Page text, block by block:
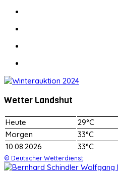
Wetter Landshut
Heute
29°C
Morgen
33°C
10.08.2026
33°C
© Deutscher Wetterdienst